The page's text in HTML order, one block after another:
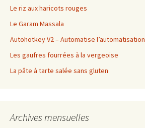
Le riz aux haricots rouges
Le Garam Massala
Autohotkey V2 – Automatise
Les gaufres fourrées à la vergeoise
La pâte à tarte salée sans gluten
Archives mensuelles